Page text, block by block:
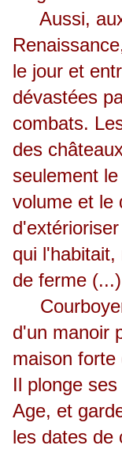
Aussi, aux
le jour et
dévastées
combats.
des
seulement
volume et le
qui
de ferme (...)
Courboyer
d'un manoir
maison forte
Il plonge
Age, et
les dates de